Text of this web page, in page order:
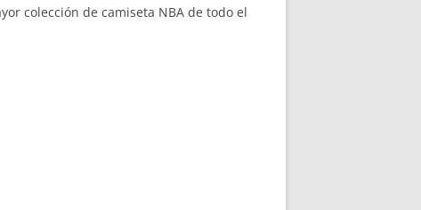
colección de camiseta NBA de todo el